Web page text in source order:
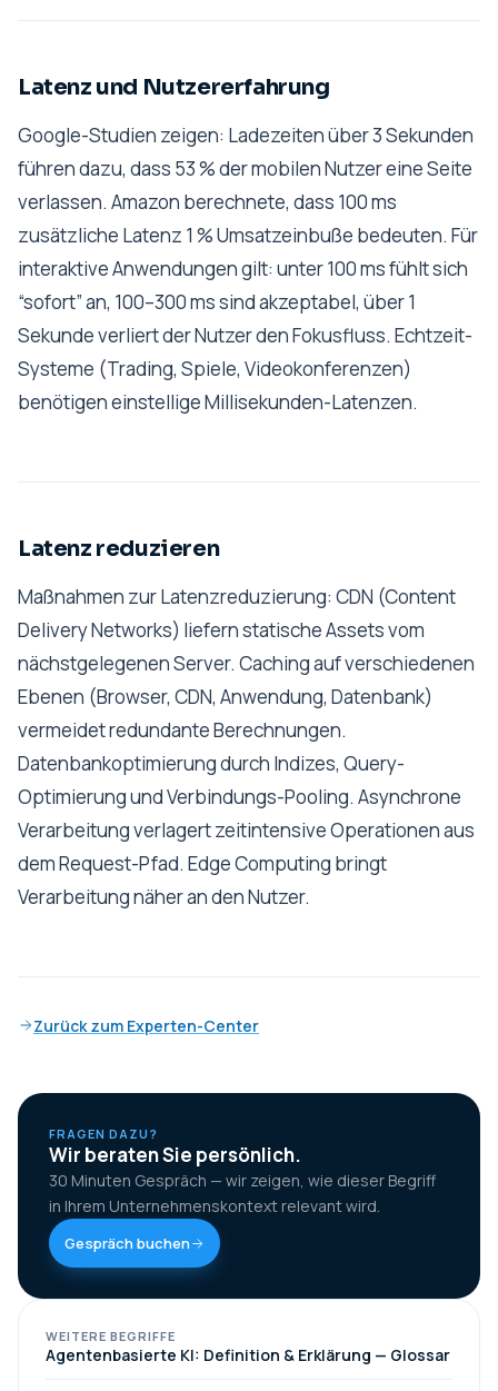
Latenz und Nutzererfahrung
Google-Studien zeigen: Ladezeiten über 3 Sekunden
führen dazu, dass 53 % der mobilen Nutzer eine Seite
verlassen. Amazon berechnete, dass 100 ms
zusätzliche Latenz 1 % Umsatzeinbuße bedeuten. Für
interaktive Anwendungen gilt: unter 100 ms fühlt sich
“sofort” an, 100–300 ms sind akzeptabel, über 1
Sekunde verliert der Nutzer den Fokusfluss. Echtzeit-
Systeme (Trading, Spiele, Videokonferenzen)
benötigen einstellige Millisekunden-Latenzen.
Latenz reduzieren
Maßnahmen zur Latenzreduzierung: CDN (Content
Delivery Networks) liefern statische Assets vom
nächstgelegenen Server. Caching auf verschiedenen
Ebenen (Browser, CDN, Anwendung, Datenbank)
vermeidet redundante Berechnungen.
Datenbankoptimierung durch Indizes, Query-
Optimierung und Verbindungs-Pooling. Asynchrone
Verarbeitung verlagert zeitintensive Operationen aus
dem Request-Pfad. Edge Computing bringt
Verarbeitung näher an den Nutzer.
Zurück zum Experten-Center
FRAGEN DAZU?
Wir beraten Sie persönlich.
30 Minuten Gespräch — wir zeigen, wie dieser Begriff
in Ihrem Unternehmenskontext relevant wird.
Gespräch buchen
WEITERE BEGRIFFE
Agentenbasierte KI: Definition & Erklärung — Glossar